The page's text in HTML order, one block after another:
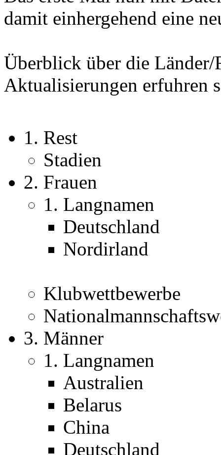
damit einhergehend eine
Überblick über die Länder/
Aktualisierungen erfuhren
1. Rest
Stadien
2. Frauen
1. Langnamen
Deutschland
Nordirland
Klubwettbewerbe
3. Männer
1. Langnamen
Australien
Belarus
China
Deutschland